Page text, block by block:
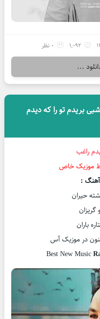
1,092 0 نظر
...
بریدم تو را که دیدم
راغب
موزیک خاص
:
حیران
گریزان
باران
Best New Music